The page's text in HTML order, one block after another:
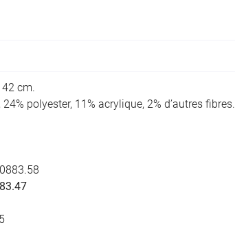
commerciales à
à tout moment en
cm.
polyester, 11% acrylique, 2% d’autres fibres.